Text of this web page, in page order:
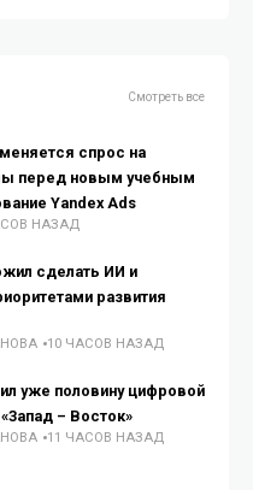
Смотреть все
спрос на
перед новым учебным
Yandex Ads
НАЗАД
сделать ИИ и
развития
10 ЧАСОВ НАЗАД
уже половину цифровой
– Восток»
11 ЧАСОВ НАЗАД